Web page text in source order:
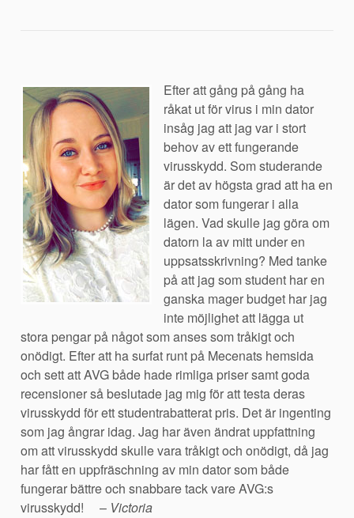
Efter att gång på gång ha
råkat ut för virus i min dator
insåg jag att jag var i stort
behov av ett fungerande
virusskydd. Som studerande
är det av högsta grad att ha en
dator som fungerar i alla
lägen. Vad skulle jag göra om
datorn la av mitt under en
uppsatsskrivning? Med tanke
på att jag som student har en
ganska mager budget har jag
inte möjlighet att lägga ut
stora pengar på något som anses som tråkigt och
onödigt. Efter att ha surfat runt på Mecenats hemsida
och sett att AVG både hade rimliga priser samt goda
recensioner så beslutade jag mig för att testa deras
virusskydd för ett studentrabatterat pris. Det är ingenting
som jag ångrar idag. Jag har även ändrat uppfattning
om att virusskydd skulle vara tråkigt och onödigt, då jag
har fått en uppfräschning av min dator som både
fungerar bättre och snabbare tack vare AVG:s
virusskydd! – Victoria